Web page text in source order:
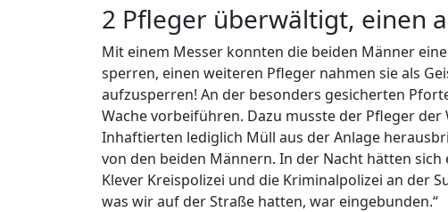
2 Pfleger überwältigt, einen
Mit einem Messer konnten die beiden Männer
sperren, einen weiteren Pfleger nahmen sie als
aufzusperren! An der besonders gesicherten
Wache vorbeiführen. Dazu musste der Pfleger
Inhaftierten lediglich Müll aus der Anlage
von den beiden Männern. In der Nacht hätten
Klever Kreispolizei und die Kriminalpolizei an der
was wir auf der Straße hatten, war eingebunden.“